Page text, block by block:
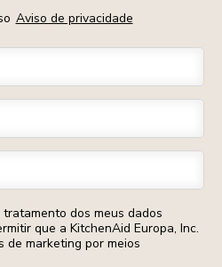
Aviso de privacidade
dos meus dados
que a KitchenAid Europa, Inc.
de marketing por meios